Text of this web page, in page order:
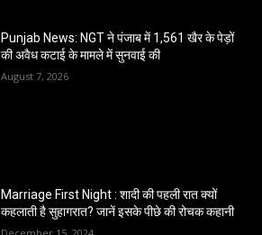
Punjab News: NGT ने पंजाब में 1,561 खैर के पेड़ों
की अवैध कटाई के मामले में सुनवाई की
August 7, 2026
Marriage First Night : शादी की पहली रात क्यों
कहलाती है सुहागरात? जानें इसके पीछे की रोचक कहानी